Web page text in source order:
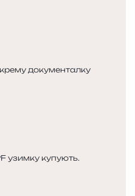
документалку
узимку купують.